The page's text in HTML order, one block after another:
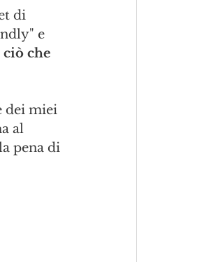
di
e
ciò che
dei miei
al
pena di